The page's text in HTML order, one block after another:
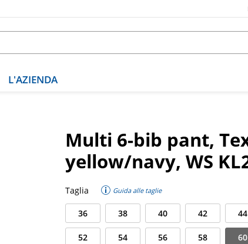
L'AZIENDA
Multi 6-bib pant,
yellow/navy, WS
Taglia Guida alle taglie
36 38 40 42 44
52 54 56 58 60